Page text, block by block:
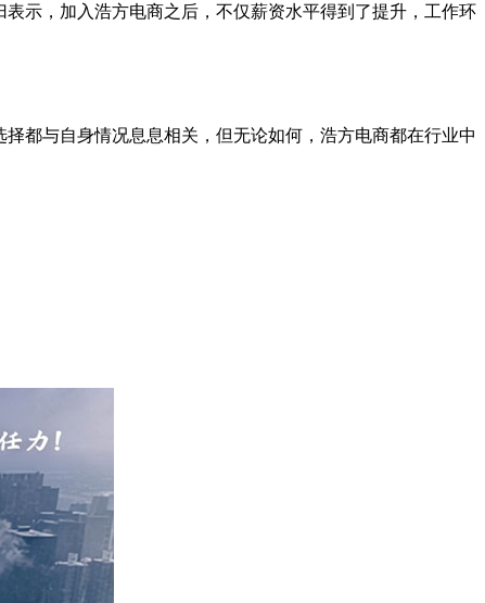
示，加入浩方电商之后，不仅薪资水平得到了提升，工作环
都与自身情况息息相关，但无论如何，浩方电商都在行业中